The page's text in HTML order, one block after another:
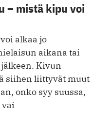
– mistä kipu voi
alkaa jo
aikana tai
Kivun
siihen liittyvät muut
onko syy suussa,
vai